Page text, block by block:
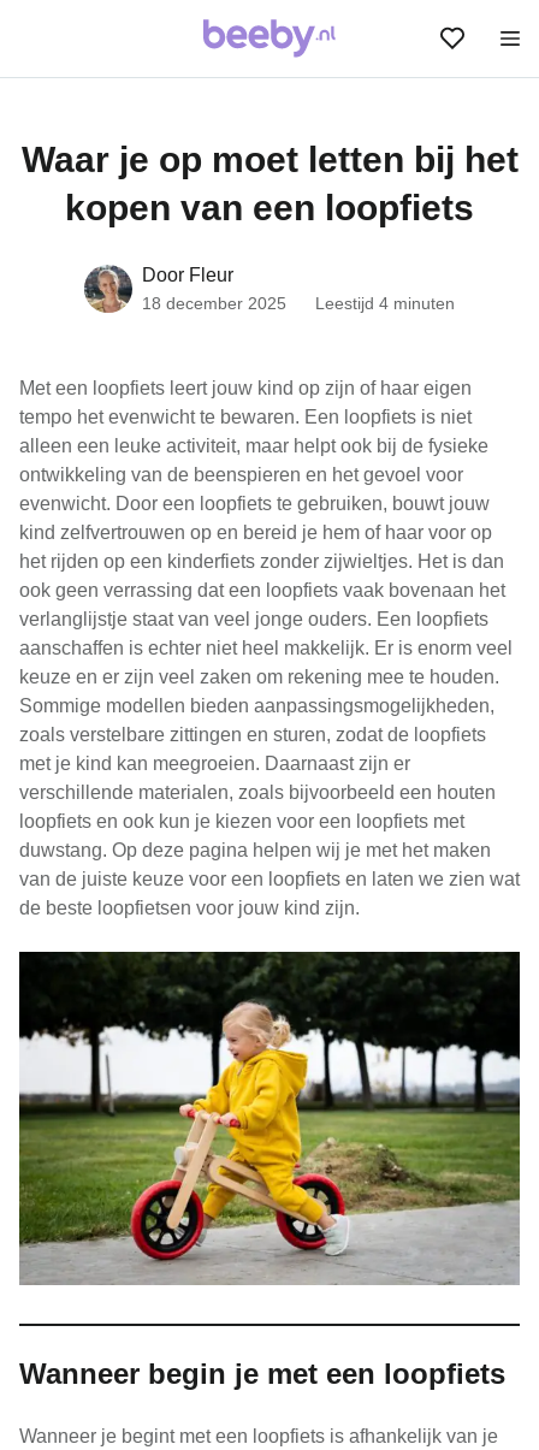
Waar je op moet letten bij het
kopen van een loopfiets
Door Fleur
18 december 2025 Leestijd 4 minuten
Met een loopfiets leert jouw kind op zijn of haar eigen
tempo het evenwicht te bewaren. Een loopfiets is niet
alleen een leuke activiteit, maar helpt ook bij de fysieke
ontwikkeling van de beenspieren en het gevoel voor
evenwicht. Door een loopfiets te gebruiken, bouwt jouw
kind zelfvertrouwen op en bereid je hem of haar voor op
het rijden op een kinderfiets zonder zijwieltjes. Het is dan
ook geen verrassing dat een loopfiets vaak bovenaan het
verlanglijstje staat van veel jonge ouders. Een loopfiets
aanschaffen is echter niet heel makkelijk. Er is enorm veel
keuze en er zijn veel zaken om rekening mee te houden.
Sommige modellen bieden aanpassingsmogelijkheden,
zoals verstelbare zittingen en sturen, zodat de loopfiets
met je kind kan meegroeien. Daarnaast zijn er
verschillende materialen, zoals bijvoorbeeld een houten
loopfiets en ook kun je kiezen voor een loopfiets met
duwstang. Op deze pagina helpen wij je met het maken
van de juiste keuze voor een loopfiets en laten we zien wat
de beste loopfietsen voor jouw kind zijn.
Wanneer begin je met een loopfiets
Wanneer je begint met een loopfiets is afhankelijk van je